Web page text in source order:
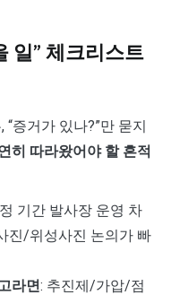
일” 체크리스트
증거가 있나?”만 묻지
히 따라왔어야 할 흔적
기간 발사장 운영 차
진/위성사진 논의가 빠
라면: 추진제/가압/점